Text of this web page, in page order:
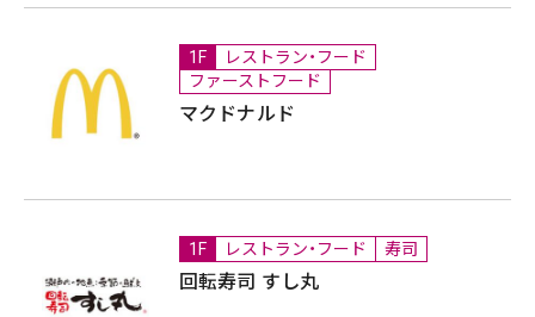
1F
レストラン・フード
ファーストフード
マクドナルド
1F レストラン・フード 寿司
回転寿司 すし丸